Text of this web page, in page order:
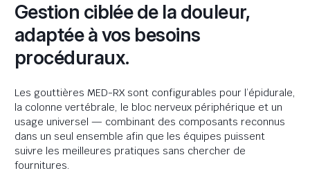
Gestion ciblée de la douleur,
adaptée à vos besoins
procéduraux.
Les gouttières MED-RX sont configurables pour l’épidurale,
la colonne vertébrale, le bloc nerveux périphérique et un
usage universel — combinant des composants reconnus
dans un seul ensemble afin que les équipes puissent
suivre les meilleures pratiques sans chercher de
fournitures.